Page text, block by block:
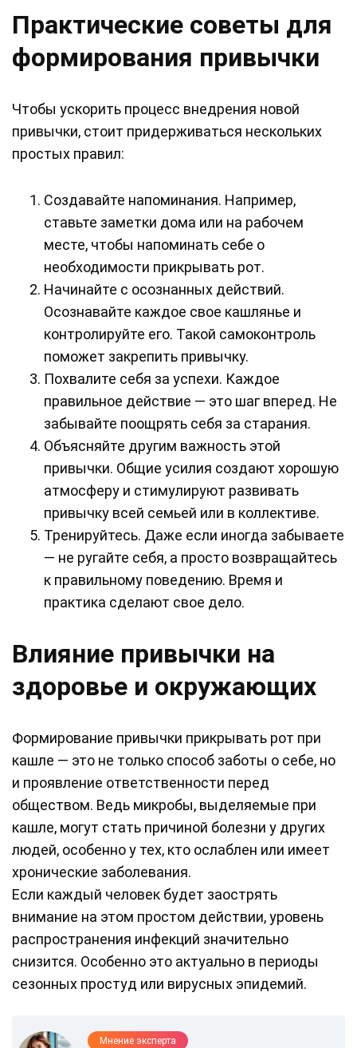
Практические советы для
формирования привычки
Чтобы ускорить процесс внедрения новой
привычки, стоит придерживаться нескольких
простых правил:
Создавайте напоминания. Например,
ставьте заметки дома или на рабочем
месте, чтобы напоминать себе о
необходимости прикрывать рот.
Начинайте с осознанных действий.
Осознавайте каждое свое кашлянье и
контролируйте его. Такой самоконтроль
поможет закрепить привычку.
Похвалите себя за успехи. Каждое
правильное действие — это шаг вперед. Не
забывайте поощрять себя за старания.
Объясняйте другим важность этой
привычки. Общие усилия создают хорошую
атмосферу и стимулируют развивать
привычку всей семьей или в коллективе.
Тренируйтесь. Даже если иногда забываете
— не ругайте себя, а просто возвращайтесь
к правильному поведению. Время и
практика сделают свое дело.
Влияние привычки на
здоровье и окружающих
Формирование привычки прикрывать рот при
кашле — это не только способ заботы о себе, но
и проявление ответственности перед
обществом. Ведь микробы, выделяемые при
кашле, могут стать причиной болезни у других
людей, особенно у тех, кто ослаблен или имеет
хронические заболевания.
Если каждый человек будет заострять
внимание на этом простом действии, уровень
распространения инфекций значительно
снизится. Особенно это актуально в периоды
сезонных простуд или вирусных эпидемий.
Мнение эксперта